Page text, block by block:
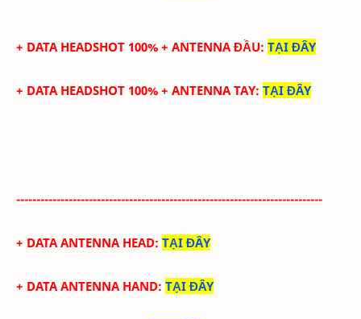
+ DATA HEADSHOT 100% + ANTENNA ĐẦU: TẠI ĐÂY
+ DATA HEADSHOT 100% + ANTENNA TAY: TẠI ĐÂY
----------------------------------------------------------------------------
+ DATA ANTENNA HEAD: TẠI ĐÂY
+ DATA ANTENNA HAND: TẠI ĐÂY